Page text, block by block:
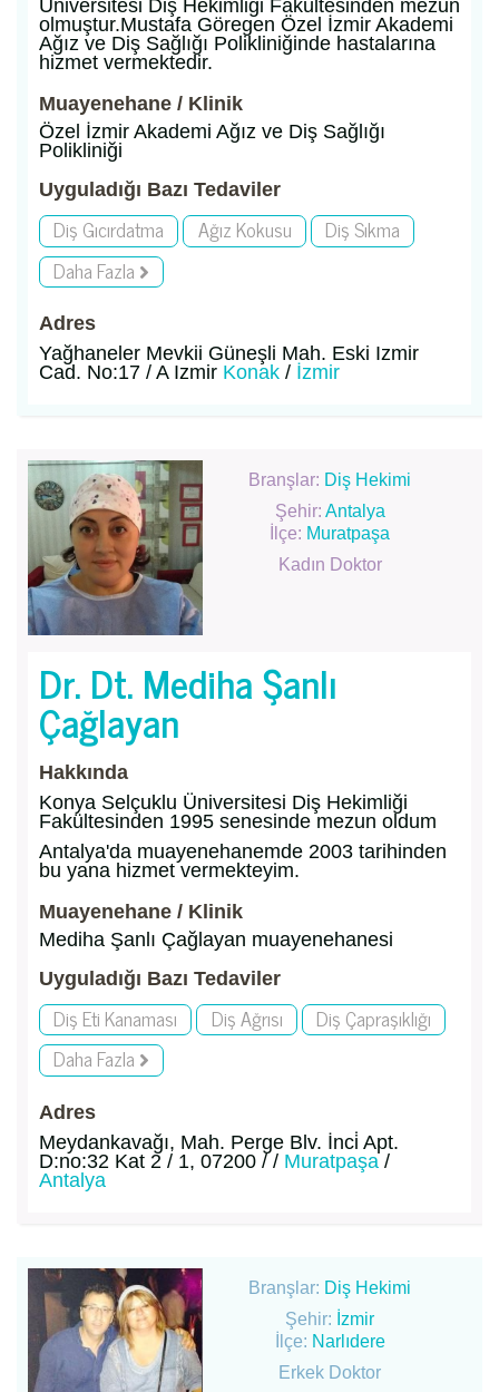
Üniversitesi Diş Hekimliği Fakültesinden mezun
olmuştur.Mustafa Göregen Özel İzmir Akademi
Ağız ve Diş Sağlığı Polikliniğinde hastalarına
hizmet vermektedir.
Muayenehane / Klinik
Özel İzmir Akademi Ağız ve Diş Sağlığı
Polikliniği
Uyguladığı Bazı Tedaviler
Diş Gıcırdatma Ağız Kokusu
Diş Sıkma
Daha Fazla
Adres
Yağhaneler Mevkii Güneşli Mah. Eski Izmir
Cad. No:17 / A Izmir Konak / İzmir
Branşlar: Diş Hekimi
Şehir: Antalya
İlçe: Muratpaşa
Kadın Doktor
Dr. Dt. Mediha Şanlı
Çağlayan
Hakkında
Konya Selçuklu Üniversitesi Diş Hekimliği
Fakültesinden 1995 senesinde mezun oldum
Antalya'da muayenehanemde 2003 tarihinden
bu yana hizmet vermekteyim.
Muayenehane / Klinik
Mediha Şanlı Çağlayan muayenehanesi
Uyguladığı Bazı Tedaviler
Diş Eti Kanaması Diş Ağrısı
Diş Çapraşıklığı
Daha Fazla
Adres
Meydankavağı, Mah. Perge Blv. İnci̇ Apt.
D:no:32 Kat 2 / 1, 07200 / / Muratpaşa/
Antalya
Branşlar: Diş Hekimi
Şehir: İzmir
İlçe: Narlıdere
Erkek Doktor